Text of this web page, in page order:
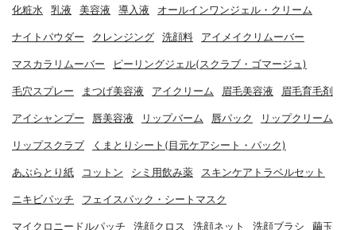
化粧水 乳液 美容液 導入液 オールインワンジェル・クリーム
ナイトパウダー クレンジング 洗顔料 アイメイクリムーバー
マスカラリムーバー ピーリングジェル(スクラブ・ゴマージュ)
毛穴スプレー まつげ美容液 アイクリーム 眉毛美容液 眉毛育毛剤
アイシャンプー 唇美容液 リップバーム 唇パック リップクリーム
リップスクラブ くまとりシート(目元ケアシート・パック)
あぶらとり紙 コットン シミ用飲み薬 スキンケアトラベルセット
ニキビパッチ フェイスパック・シートマスク
マイクロニードルパッチ 洗顔クロス 洗顔ネット 洗顔ブラシ 繭玉